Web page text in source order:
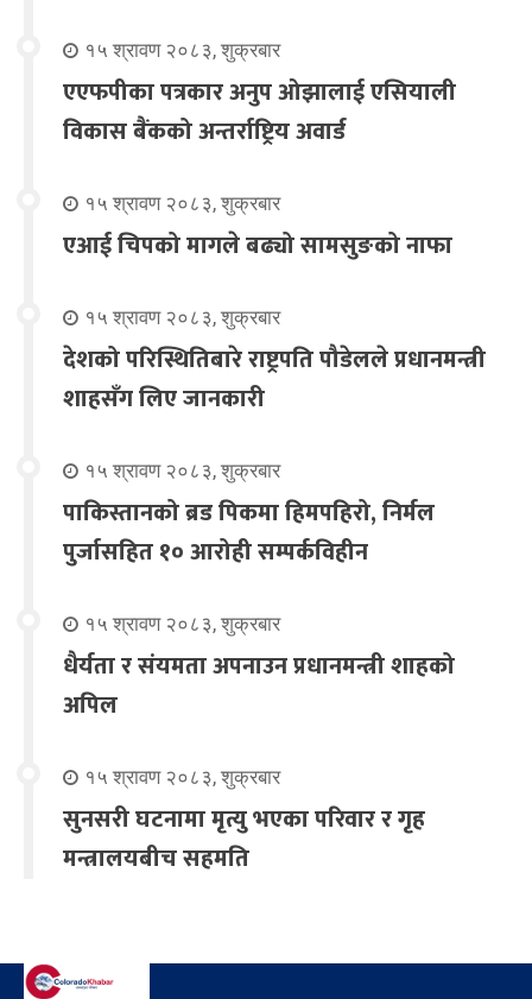
१५ श्रावण २०८३, शुक्रबार
एएफपीका पत्रकार अनुप ओझालाई एसियाली
विकास बैंकको अन्तर्राष्ट्रिय अवार्ड
१५ श्रावण २०८३, शुक्रबार
एआई चिपको मागले बढ्यो सामसुङको नाफा
१५ श्रावण २०८३, शुक्रबार
देशको परिस्थितिबारे राष्ट्रपति पौडेलले प्रधानमन्त्री
शाहसँग लिए जानकारी
१५ श्रावण २०८३, शुक्रबार
पाकिस्तानको ब्रड पिकमा हिमपहिरो, निर्मल
पुर्जासहित १० आरोही सम्पर्कविहीन
१५ श्रावण २०८३, शुक्रबार
धैर्यता र संयमता अपनाउन प्रधानमन्त्री शाहको
अपिल
१५ श्रावण २०८३, शुक्रबार
सुनसरी घटनामा मृत्यु भएका परिवार र गृह
मन्त्रालयबीच सहमति